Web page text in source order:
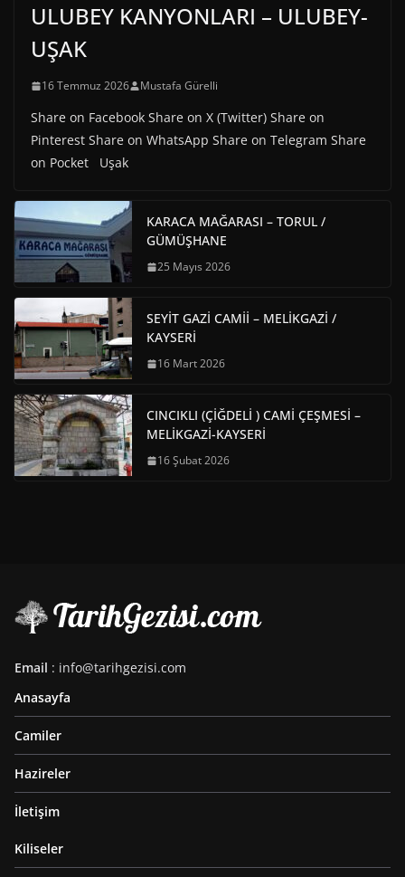
ULUBEY KANYONLARI – ULUBEY-
UŞAK
16 Temmuz 2026 Mustafa Gürelli
Share on Facebook Share on X (Twitter) Share on
Pinterest Share on WhatsApp Share on Telegram Share
on Pocket Uşak
KARACA MAĞARASI – TORUL /
GÜMÜŞHANE
25 Mayıs 2026
SEYİT GAZİ CAMİİ – MELİKGAZİ /
KAYSERİ
16 Mart 2026
CINCIKLI (ÇİĞDELİ ) CAMİ ÇEŞMESİ –
MELİKGAZİ-KAYSERİ
16 Şubat 2026
Email : info@tarihgezisi.com
Anasayfa
Camiler
Hazireler
İletişim
Kiliseler